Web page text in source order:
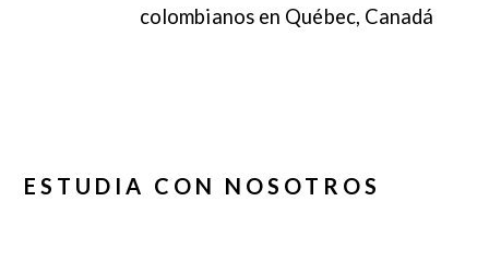
colombianos en Québec, Canadá
ESTUDIA CON NOSOTROS